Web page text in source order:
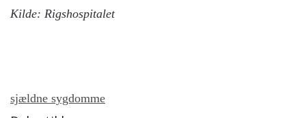
Kilde: Rigshospitalet
sjældne sygdomme